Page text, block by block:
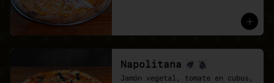
Napolitana
Jamón vegetal, tomate en cubos,